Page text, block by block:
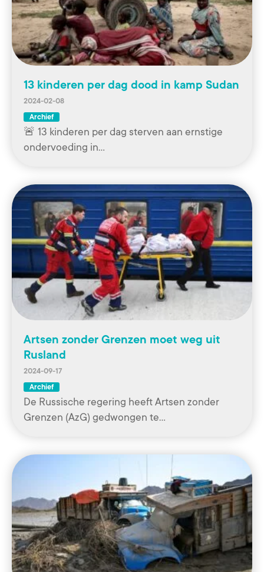
13 kinderen per dag dood in kamp Sudan
2024-02-08
Archief
🚨 13 kinderen per dag sterven aan ernstige
ondervoeding in…
Artsen zonder Grenzen moet weg uit
Rusland
2024-09-17
Archief
De Russische regering heeft Artsen zonder
Grenzen (AzG) gedwongen te…